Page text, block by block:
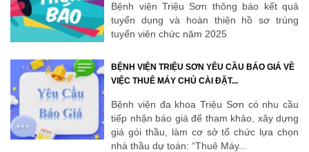
Bệnh viện Triệu Sơn thông báo kết quả
tuyển dụng và hoàn thiện hồ sơ trúng
tuyển viên chức năm 2025
BỆNH VIỆN TRIỆU SƠN YÊU CẦU BÁO GIÁ VỀ
VIỆC THUÊ MÁY CHỦ CÀI ĐẶT...
Bệnh viện đa khoa Triệu Sơn có nhu cầu
tiếp nhận báo giá để tham khảo, xây dựng
giá gói thầu, làm cơ sở tổ chức lựa chọn
nhà thầu dự toán: “Thuê Máy...